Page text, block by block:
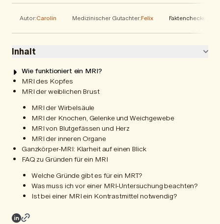
Autor:Carolin Medizinischer Gutachter:Felix Faktenchecker:
Inhalt
Wie funktioniert ein MRI?
MRI des Kopfes
MRI der weiblichen Brust
MRI der Wirbelsäule
MRI der Knochen, Gelenke und Weichgewebe
MRI von Blutgefässen und Herz
MRI der inneren Organe
Ganzkörper-MRI: Klarheit auf einen Blick
FAQ zu Gründen für ein MRI
Welche Gründe gibt es für ein MRT?
Was muss ich vor einer MRI-Untersuchung beachten?
Ist bei einer MRI ein Kontrastmittel notwendig?